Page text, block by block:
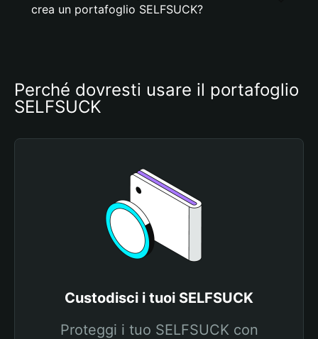
crea un portafoglio SELFSUCK?
Perché dovresti usare il portafoglio
SELFSUCK
Custodisci i tuoi SELFSUCK
Proteggi i tuo SELFSUCK con